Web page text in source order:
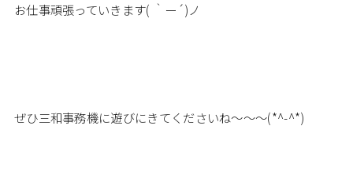
お仕事頑張っていきます( ｀ー´)ノ
ぜひ三和事務機に遊びにきてくださいね～～～(*^-^*)